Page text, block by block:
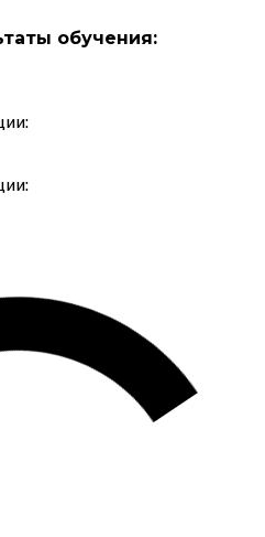
обучения: